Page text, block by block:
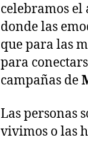
celebramos el
donde las
que para las
para
campañas de
Las personas
vivimos o las